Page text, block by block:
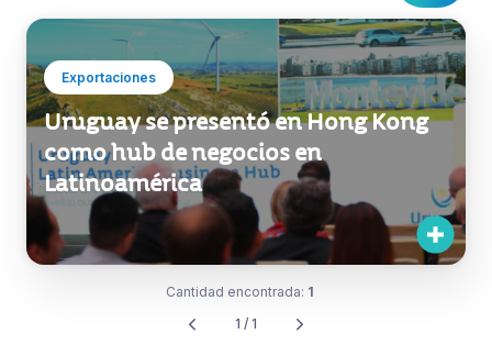
Exportaciones
Uruguay se presentó en Hong Kong
como hub de negocios en
Latinoamérica
Cantidad encontrada: 1
1 / 1